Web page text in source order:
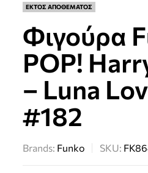
ΕΚΤΟΣ ΑΠΟΘΕΜΑΤΟΣ
Φιγούρα
POP!
– Luna
#182
Brands: Funko SKU: